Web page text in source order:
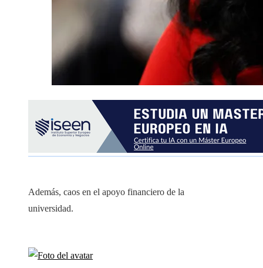
Además, caos en el apoyo financiero de la
universidad.